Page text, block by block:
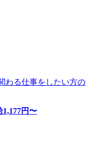
わる仕事をしたい方の
1,177円〜